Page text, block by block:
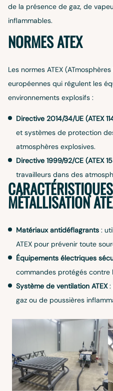
de la présence de gaz, de
inflammables.
NORMES ATEX
Les normes ATEX
européennes qui régulent les
environnements explosifs :
Directive 2014/34/UE (ATEX
et systèmes de protection
atmosphères explosives.
Directive 1999/92/CE (ATEX
travailleurs dans des
MÉTALLISATION
Matériaux antidéflagrants :
ATEX pour prévenir toute
Équipements électriques
commandes protégés contre
Système de ventilation ATEX:
gaz ou de poussières